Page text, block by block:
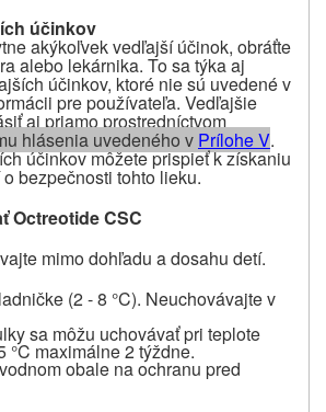
účinkov
akýkoľvek vedľajší účinok, obráťte
alebo lekárnika. To sa týka aj
účinkov, ktoré nie sú uvedené v
pre používateľa. Vedľajšie
aj priamo prostredníctvom
hlásenia uvedeného v Prílohe V.
účinkov môžete prispieť k získaniu
bezpečnosti tohto lieku.
Octreotide CSC
mimo dohľadu a dosahu detí.
(2 - 8 °C). Neuchovávajte v
sa môžu uchovávať pri teplote
°C maximálne 2 týždne.
obale na ochranu pred